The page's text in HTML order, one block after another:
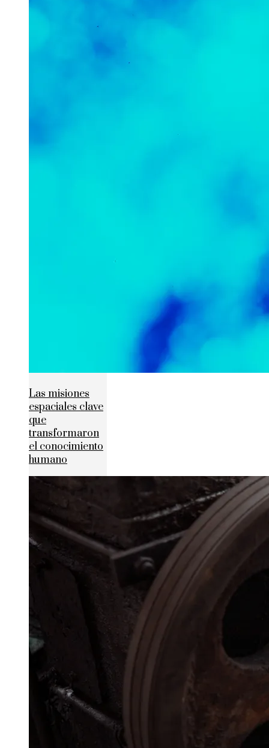
Las misiones
espaciales clave
que
transformaron
el conocimiento
humano